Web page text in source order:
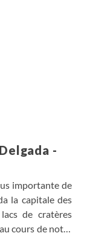
-
importante de
la capitale des
de cratères
cours de notre